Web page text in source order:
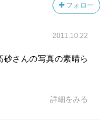
フォロー
2011.10.22
さんの写真の素晴ら
詳細をみる